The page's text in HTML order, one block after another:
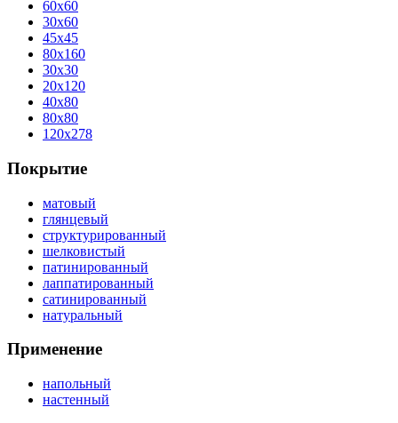
60x60
30x60
45x45
80x160
30x30
20x120
40x80
80x80
120x278
Покрытие
матовый
глянцевый
структурированный
шелковистый
патинированный
лаппатированный
сатинированный
натуральный
Применение
напольный
настенный